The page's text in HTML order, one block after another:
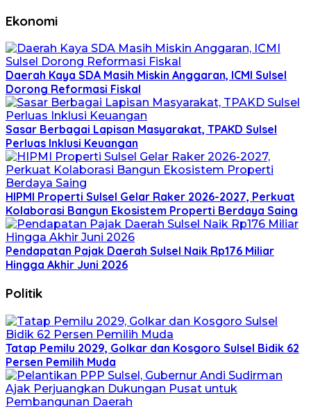
Ekonomi
Daerah Kaya SDA Masih Miskin Anggaran, ICMI Sulsel
Dorong Reformasi Fiskal
Sasar Berbagai Lapisan Masyarakat, TPAKD Sulsel
Perluas Inklusi Keuangan
HIPMI Properti Sulsel Gelar Raker 2026-2027, Perkuat
Kolaborasi Bangun Ekosistem Properti Berdaya Saing
Pendapatan Pajak Daerah Sulsel Naik Rp176 Miliar
Hingga Akhir Juni 2026
Politik
Tatap Pemilu 2029, Golkar dan Kosgoro Sulsel Bidik 62
Persen Pemilih Muda